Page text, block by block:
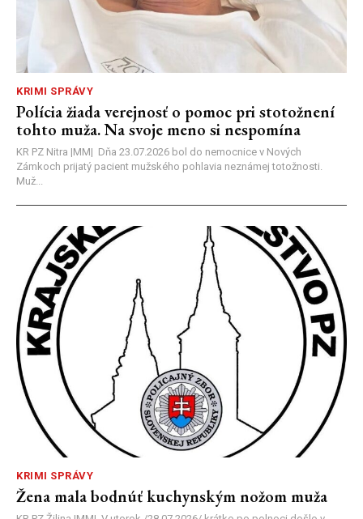
KRIMI SPRÁVY
Polícia žiada verejnosť o pomoc pri stotožnení
tohto muža. Na svoje meno si nespomína
KR PZ Nitra |MM| Dňa 23.07.2026 bol do nemocnice v Nových
Zámkoch prijatý pacient mužského pohlavia neznámej totožnosti.
Muž...
KRIMI SPRÁVY
Žena mala bodnúť kuchynským nožom muža